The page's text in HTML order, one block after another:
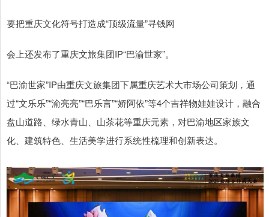
要把重庆文化符号打造成“顶级流量”寻钱网
会上还发布了重庆文旅集团IP“巴渝世家”。
“巴渝世家”IP由重庆文旅集团下属重庆艺术大市场公司策划，通
过“文乐乐”“渝亮亮”“巴乐言”“娇阿依”等4个吉祥物娃娃设计，融合
盘山道路、绿水青山、山茶花等重庆元素，对巴渝地区家族文
化、建筑特色、生活美学进行系统性梳理和创新表达。